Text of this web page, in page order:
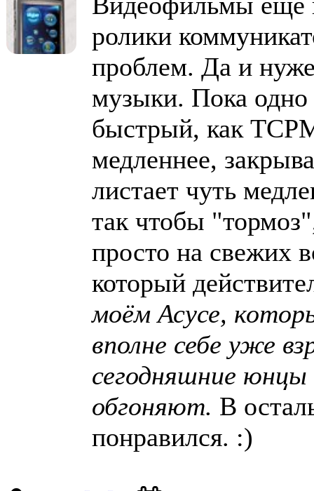
ролики
проблем. Да и
музыки. Пока
быстрый, как
медленнее,
листает чуть
так чтобы
просто на свежих
который
моём Асусе,
вполне себе уже
сегодняшние юнцы
обгоняют. В
понравился. :)